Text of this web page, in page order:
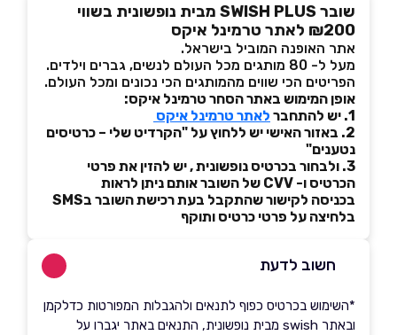
שובר SWISH PLUS מבית נופשונית בשווי
₪200 לאתר טרמינל איקס
אתר האופנה המוביל בישראל.
מעל ל- 80 מותגים מכל העולם לנשים, גברים וילדים.
הפריטים הכי שווים מהמותגים הכי נכונים ומכל העולם.
אופן המימוש באתר הסחר טרמינל איקס:
1. יש להתחבר
לאתר טרמינל איקס
2. באזור האישי יש ללחוץ על "הקרדיט שלי – כרטיסים
נטענים"
3. ולבחור בכרטיס נופשונית , יש להזין את פרטי
הכרטיס ו- CVV של השובר אותם ניתן לראות
בכניסה לקישור שהתקבל בעת רכישת השובר בSMS
בלחיצה על פרטי כרטיס ותוקף
חשוב לדעת
*השימוש בכרטיס כפוף לתנאים ולהגבלות המפורטות כדלקמן
ובאתר swish מבית נופשונית, התנאים באתר יגברו על